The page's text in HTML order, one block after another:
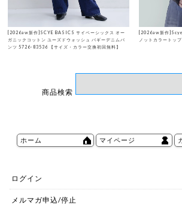
[2026aw新作]SCYE BASICS サイベーシックス オー
ガニックコットン ユーズドウォッシュ バギーデニムパ
ンツ 5726-83536 【サイズ・カラー交換初回無料】
[2026aw新作
ノットカラートッ
商品検索
ホーム マイページ
ログイン
メルマガ申込/停止